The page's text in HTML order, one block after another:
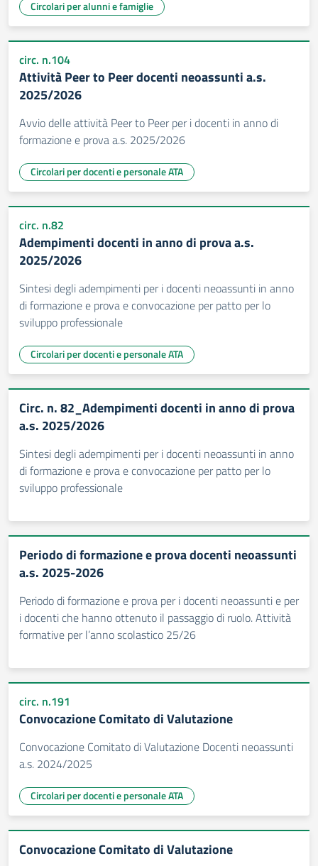
Circolari per alunni e famiglie
circ. n.104
Attività Peer to Peer docenti neoassunti a.s.
2025/2026
Avvio delle attività Peer to Peer per i docenti in anno di
formazione e prova a.s. 2025/2026
Circolari per docenti e personale ATA
circ. n.82
Adempimenti docenti in anno di prova a.s.
2025/2026
Sintesi degli adempimenti per i docenti neoassunti in anno
di formazione e prova e convocazione per patto per lo
sviluppo professionale
Circolari per docenti e personale ATA
Circ. n. 82_Adempimenti docenti in anno di prova
a.s. 2025/2026
Sintesi degli adempimenti per i docenti neoassunti in anno
di formazione e prova e convocazione per patto per lo
sviluppo professionale
Periodo di formazione e prova docenti neoassunti
a.s. 2025-2026
Periodo di formazione e prova per i docenti neoassunti e per
i docenti che hanno ottenuto il passaggio di ruolo. Attività
formative per l’anno scolastico 25/26
circ. n.191
Convocazione Comitato di Valutazione
Convocazione Comitato di Valutazione Docenti neoassunti
a.s. 2024/2025
Circolari per docenti e personale ATA
Convocazione Comitato di Valutazione